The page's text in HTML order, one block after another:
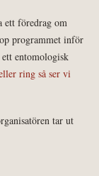
föredrag om
programmet inför
entomologisk
ring så ser vi
tar ut